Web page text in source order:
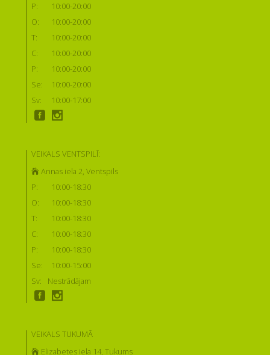
P:
10:00-20:00
O:
10:00-20:00
T:
10:00-20:00
C:
10:00-20:00
P:
10:00-20:00
Se:
10:00-20:00
Sv:
10:00-17:00
VEIKALS VENTSPILĪ:
Annas iela 2, Ventspils
P:
10:00-18:30
O:
10:00-18:30
T:
10:00-18:30
C:
10:00-18:30
P:
10:00-18:30
Se:
10:00-15:00
Sv:
Nestrādājam
VEIKALS TUKUMĀ
Elizabetes iela 14, Tukums